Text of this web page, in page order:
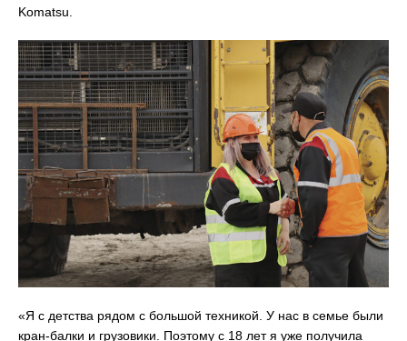
Komatsu.
«Я с детства рядом с большой техникой. У нас в семье были
кран-балки и грузовики. Поэтому с 18 лет я уже получила